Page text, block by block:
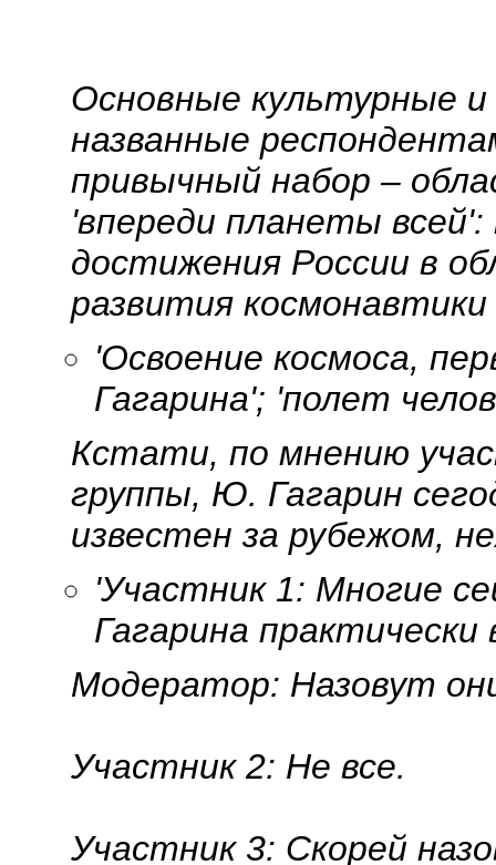
Основные культурные
названные
привычный набор –
'впереди планеты
достижения России в
развития
'Освоение космоса,
Гагарина'; 'полет
Кстати, по мнению
группы, Ю. Гагарин
известен за рубежом,
'Участник 1: Многие
Гагарина
Модератор: Назовут
Участник 2: Не все.
Участник 3: Скорей